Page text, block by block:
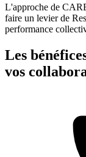
L'approche de
faire un levier de
performance
Les
vos